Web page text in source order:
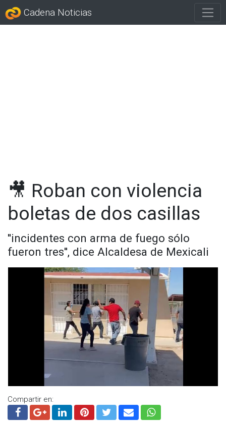
Cadena Noticias
🎥 Roban con violencia
boletas de dos casillas
''incidentes con arma de fuego sólo
fueron tres'', dice Alcaldesa de Mexicali
Compartir en: